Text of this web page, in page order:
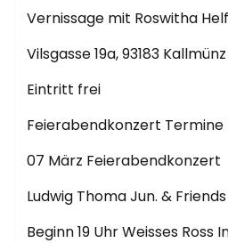
Vernissage mit Roswitha
Vilsgasse 19a, 93183 Kallmünz
Eintritt frei
Feierabendkonzert Termine
07 März Feierabendkonzert
Ludwig Thoma Jun. & Friends
Beginn 19 Uhr Weisses Ross